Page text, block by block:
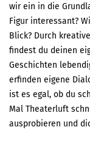
wir ein in die
Figur interessant?
Blick? Durch
findest du deinen
Geschichten
erfinden eigene
ist es egal, ob du
Mal Theaterluft
ausprobieren und